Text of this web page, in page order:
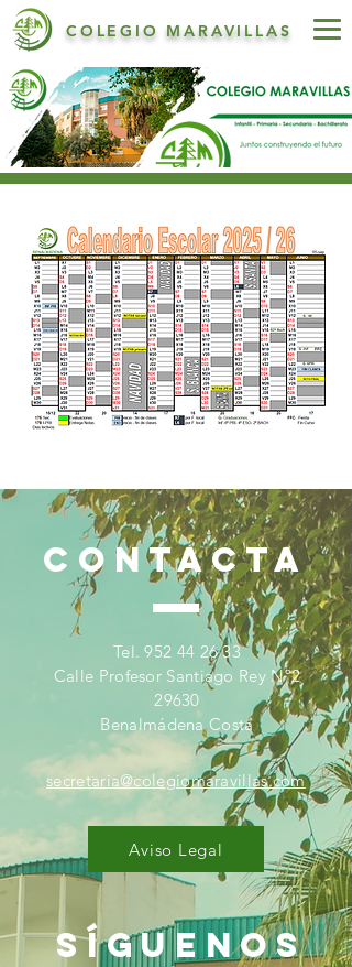
COLEGIO MARAVILLAS
CONTACTA
Tel.952 44 26 33
Calle Profesor Santiago Rey Nº2
29630
Benalmádena Costa
secretaria@colegiomaravillas.com
Aviso Legal
SÍGUENOS